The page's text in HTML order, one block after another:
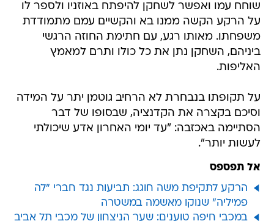
שוחח עמו ואפשר לשחקן להיפתח באוזניו ולספר לו
על הרקע הקשה ממנו בא והקשיים עמם מתמודדת
משפחתו. מאותו רגע, עם חתימת החוזה הרגשי
ביניהם, השחקן נתן את כל כולו ותרם למאמץ
האליפות.
על תקופתו בנבחרת לא הרחיב גוטמן יתר על המידה
וסיכם בקצרה את הקדנציה, שבסופו של דבר
הסתיימה באכזבה: "עד יומי האחרון אדע שיכולתי
לעשות יותר".
אל תפספס
הרקע לתקיפת משה חוגג: תביעות נגד חברי "לה
פמיליה" שנוקו מאשמה במשטרה
במכבי חיפה טוענים: שער הניצחון של מכבי תל אביב